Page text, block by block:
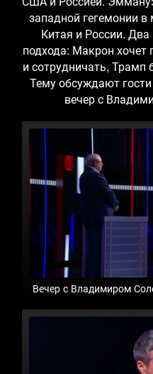
западной гегемонии
Китая и России.
подхода: Макрон
и сотрудничать, Трамп
Тему обсуждают
вечер с
Вечер с Владимиром